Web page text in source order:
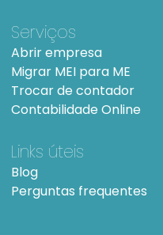
Serviços
Abrir empresa
Migrar MEI para ME
Trocar de contador
Contabilidade Online
Links úteis
Blog
Perguntas frequentes